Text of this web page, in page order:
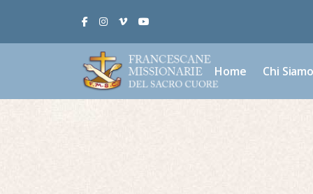
FacebookInstagram
Vimeo
Home Chi Siamo